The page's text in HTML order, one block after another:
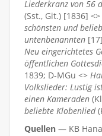
Liederkranz von 56
(Sst., Git.) [1836] <>
schönsten und
untenbenannten [17]
Neu eingerichtetes
öffentlichen
1839; D-MGu <>
Volkslieder: Lustig
einen Kameraden
beliebte Klobenlied
Quellen — KB